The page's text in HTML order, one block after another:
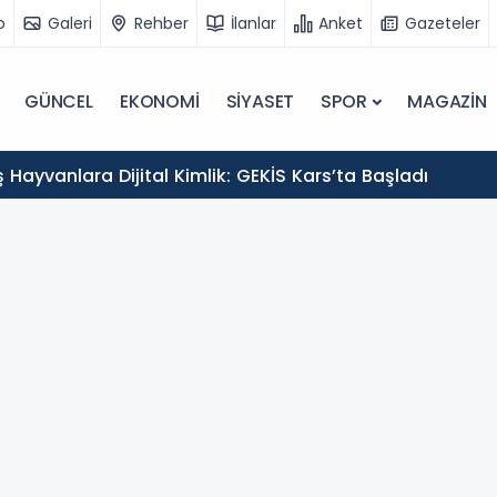
Galeri Rehber İlanlar Anket Gazeteler
GÜNCEL EKONOMİ SİYASET SPOR MAGAZİN
Hayvanlara Dijital Kimlik: GEKİS Kars’ta Başladı